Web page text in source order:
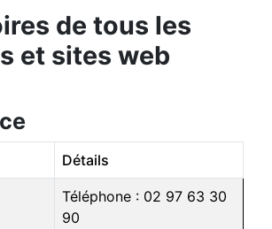
de tous les
et sites web
Détails
Téléphone : 02 97 63 30
90